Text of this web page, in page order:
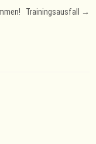
Trainingsausfall →